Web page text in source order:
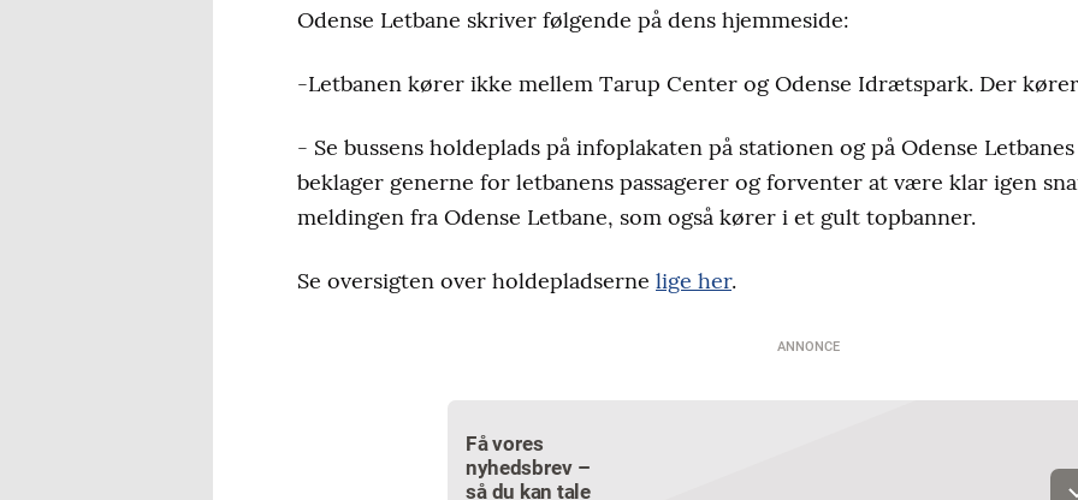
Odense Letbane skriver følgende på dens hjemmeside:
-Letbanen kører ikke mellem Tarup Center og Odense Idrætspark. Der
- Se bussens holdeplads på infoplakaten på stationen og på Odense
beklager generne for letbanens passagerer og forventer at være klar igen
meldingen fra Odense Letbane, som også kører i et gult topbanner.
Se oversigten over holdepladserne lige her.
ANNONCE
Få vores
nyhedsbrev –
så du kan tale